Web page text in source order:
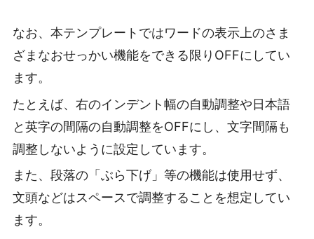
なお、本テンプレートではワードの表示上のさま
ざまなおせっかい機能をできる限りOFFにしてい
ます。
たとえば、右のインデント幅の自動調整や日本語
と英字の間隔の自動調整をOFFにし、文字間隔も
調整しないように設定しています。
また、段落の「ぶら下げ」等の機能は使用せず、
文頭などはスペースで調整することを想定してい
ます。